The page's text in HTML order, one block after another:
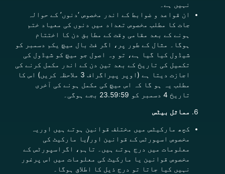
نہیں ہے۔
ان قواعد و ضوابط کے اندر مخصوص ‘دنوں’ کے حوالہ
جات کا مطلب مخصوص تعداد میں دنوں کی معیاد ختم
ہونے کے بعد مقامی وقت کے مطابق دن کا اختتام
ہوگا۔ مثال کے طور پر، اگر فٹ بال میچ یکم دسمبر کو
شیڈول کیا گیا ہے، تو وہ اصول جو میچ کو شیڈول کی
تکمیل کی تاریخ کے بعد تین دن کے اندر مکمل کرنے کی
اجازت دیتا ہے (اوپر پیراگراف 3 ملاحظہ کریں) اس کا
مطلب یہ ہو گا کہ اس میچ کی مکمل ہونے کی آخری
تاریخ 4 دسمبر کو 23.59:59 بجے ہوگی۔
مماثل بیٹس
کچھ مارکیٹس میں مختلف قوانین ہوتے ہیں اوریہ
مخصوص اسپورٹس کے قوانین اور/یا مارکیٹ کی
معلومات میں درج ہوتے ہیں۔
تاہم، اگراسپورٹس کے
مخصوص قوانین یا مارکیٹ کی معلومات میں اس پرغور
نہیں کیا جاتا تو درج ذیل کا اطلاق ہوگا۔